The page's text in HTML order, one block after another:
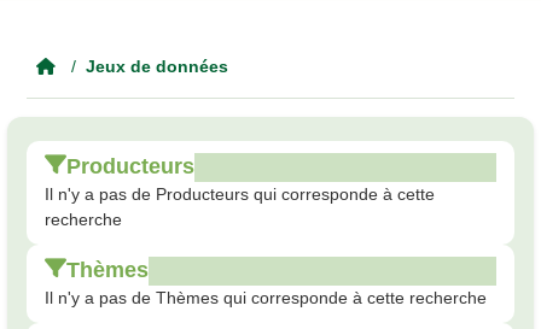
Jeux de données
Producteurs
Il n'y a pas de Producteurs qui corresponde à cette
recherche
Thèmes
Il n'y a pas de Thèmes qui corresponde à cette recherche